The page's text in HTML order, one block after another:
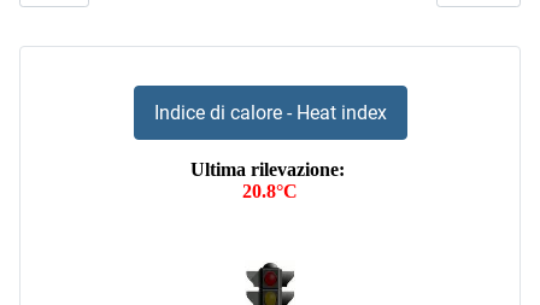
Indice di calore - Heat index